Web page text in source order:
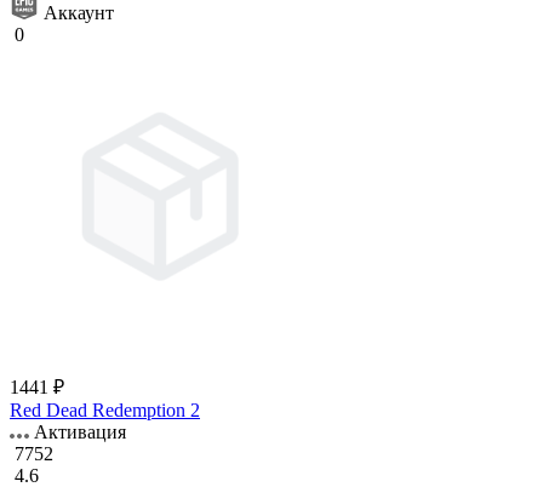
Аккаунт
0
1441 ₽
Red Dead Redemption 2
Активация
7752
4.6